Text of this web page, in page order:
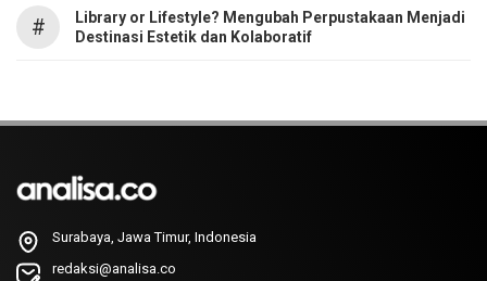
#
Library or Lifestyle? Mengubah Perpustakaan Menjadi
Destinasi Estetik dan Kolaboratif
Surabaya, Jawa Timur, Indonesia
redaksi@analisa.co